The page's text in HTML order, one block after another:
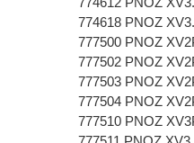
774618 PNOZ
777500 PNOZ
777502 PNOZ
777503 PNOZ
777504 PNOZ
777510 PNOZ